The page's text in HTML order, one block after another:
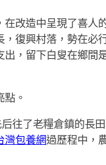
造中呈現了喜人
復興村落，勢在
，留下白叟在鄉
。
往了老糧倉鎮的長
灣包養網過歷程中，